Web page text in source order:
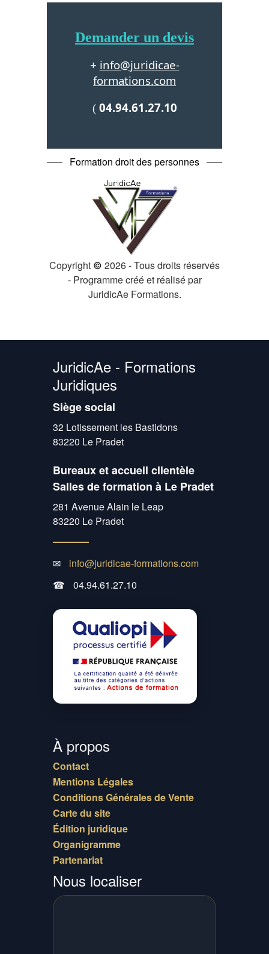
Demander un devis
+ info@juridicae-
formations.com
(04.94.61.27.10
Formation droit des personnes
Copyright © 2026 - Tous droits réservés
- Programme créé et réalisé par
JuridicAe Formations.
JuridicAe - Formations
Juridiques
Siège social
32 Lotissement les Bastidons
83220 Le Pradet
Bureaux et accueil clientèle
Salles de formation à Le Pradet
281 Avenue Alain le Leap
83220 Le Pradet
✉
info@juridicae-formations.com
☎
04.94.61.27.10
À propos
Contact
Mentions Légales
Conditions Générales de Vente
Carte du site
Édition juridique
Organigramme
Partenariat
Nous localiser